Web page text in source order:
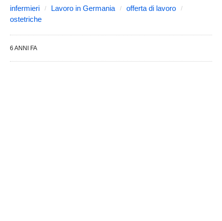
infermieri Lavoro in Germania
offerta di lavoro
ostetriche
6 ANNI FA